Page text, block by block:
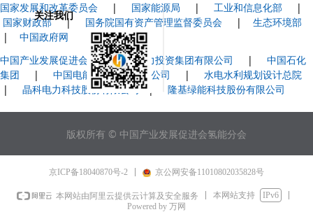
国家发展和改革委员会 | 国家能源局 | 工业和信息化部 |
国家财政部| 国务院国有资产管理监督委员会 | 生态环境部
| 中国政府网
中国产业发展促进会 |国家电力投资集团有限公司 | 中国石化
集团 | 中国电能成套设备有限公司 | 水电水利规划设计总院
| 晶科电力科技股份有限公司 | 隆基绿能科技股份有限公司
关注我们
版权所有 © 中国产业发展促进会氢能分会
京ICP备18040870号-2 京公网安备11010802035828号
本网站由阿里云提供云计算及安全服务 本网站支持
IPv6
Powered by 万网